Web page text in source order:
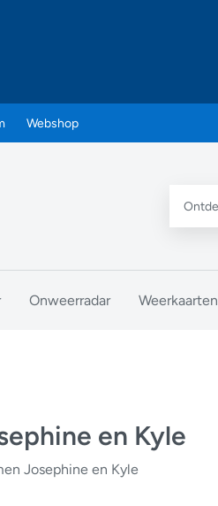
Webshop
Onweerradar Weerkaarten
en Kyle
Josephine en Kyle